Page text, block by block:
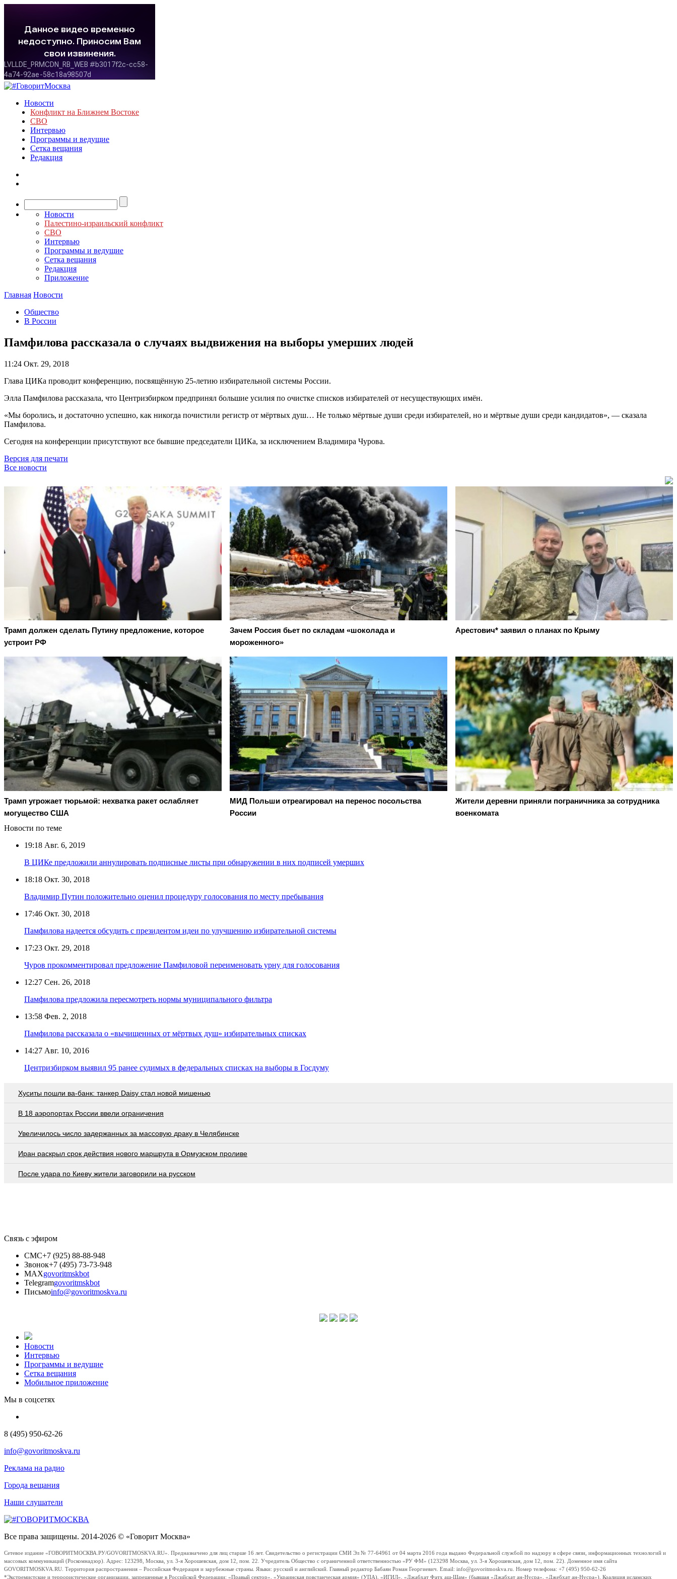
Новости
Конфликт на Ближнем Востоке
СВО
Интервью
Программы и ведущие
Сетка вещания
Редакция
Новости
Палестино-израильский конфликт
СВО
Интервью
Программы и ведущие
Сетка вещания
Редакция
Приложение
Главная Новости
Общество
В России
Памфилова рассказала о случаях выдвижения на выборы умерших людей
11:24 Окт. 29, 2018
Глава ЦИКа проводит конференцию, посвящённую 25-летию избирательной системы России.
Элла Памфилова рассказала, что Центризбирком предпринял большие усилия по очистке списков избирателей от несуществующих имён.
«Мы боролись, и достаточно успешно, как никогда почистили регистр от мёртвых душ… Не только мёртвые души среди избирателей, но и мёртвые души среди кандидатов», — сказала
Памфилова.
Сегодня на конференции присутствуют все бывшие председатели ЦИКа, за исключением Владимира Чурова.
Версия для печати
Все новости
Трамп должен сделать Путину предложение, которое
устроит РФ
Зачем Россия бьет по складам «шоколада и
мороженного»
Арестович* заявил о планах по Крыму
Трамп угрожает тюрьмой: нехватка ракет ослабляет
могущество США
МИД Польши отреагировал на перенос посольства
России
Жители деревни приняли пограничника за сотрудника
военкомата
Новости по теме
19:18 Авг. 6, 2019
В ЦИКе предложили аннулировать подписные листы при обнаружении в них подписей умерших
18:18 Окт. 30, 2018
Владимир Путин положительно оценил процедуру голосования по месту пребывания
17:46 Окт. 30, 2018
Памфилова надеется обсудить с президентом идеи по улучшению избирательной системы
17:23 Окт. 29, 2018
Чуров прокомментировал предложение Памфиловой переименовать урну для голосования
12:27 Сен. 26, 2018
Памфилова предложила пересмотреть нормы муниципального фильтра
13:58 Фев. 2, 2018
Памфилова рассказала о «вычищенных от мёртвых душ» избирательных списках
14:27 Авг. 10, 2016
Центризбирком выявил 95 ранее судимых в федеральных списках на выборы в Госдуму
Хуситы пошли ва-банк: танкер Daisy стал новой мишенью
В 18 аэропортах России ввели ограничения
Увеличилось число задержанных за массовую драку в Челябинске
Иран раскрыл срок действия нового маршрута в Ормузском проливе
После удара по Киеву жители заговорили на русском
Связь с эфиром
СМС+7 (925) 88-88-948
Звонок+7 (495) 73-73-948
MAXgovoritmskbot
Telegramgovoritmskbot
Письмоinfo@govoritmoskva.ru
Новости
Интервью
Программы и ведущие
Сетка вещания
Мобильное приложение
Мы в соцсетях
8 (495) 950-62-26
info@govoritmoskva.ru
Реклама на радио
Города вещания
Наши слушатели
Все права защищены. 2014-2026 © «Говорит Москва»
Сетевое издание «ГОВОРИТМОСКВА.РУ/GOVORITMOSKVA.RU». Предназначено для лиц старше 16 лет. Свидетельство о регистрации СМИ Эл № 77-64961 от 04 марта 2016 года выдано Федеральной службой по надзору в сфере связи, информационных технологий и
массовых коммуникаций (Роскомнадзор). Адрес: 123298, Москва, ул. 3-я Хорошевская, дом 12, пом. 22. Учредитель Общество с ограниченной ответственностью «РУ ФМ» (123298 Москва, ул. 3-я Хорошевская, дом 12, пом. 22). Доменное имя сайта
GOVORITMOSKVA.RU. Территория распространения – Российская Федерация и зарубежные страны. Языки: русский и английский. Главный редактор Бабаян Роман Георгиевич. Email: info@govoritmoskva.ru. Номер телефона: +7 (495) 950-62-26
*Экстремистские и террористические организации, запрещенные в Российской Федерации: «Правый сектор», «Украинская повстанческая армия» (УПА), «ИГИЛ», «Джабхат Фатх аш-Шам» (бывшая «Джабхат ан-Нусра», «Джебхат ан-Нусра»), Коалиция исламских